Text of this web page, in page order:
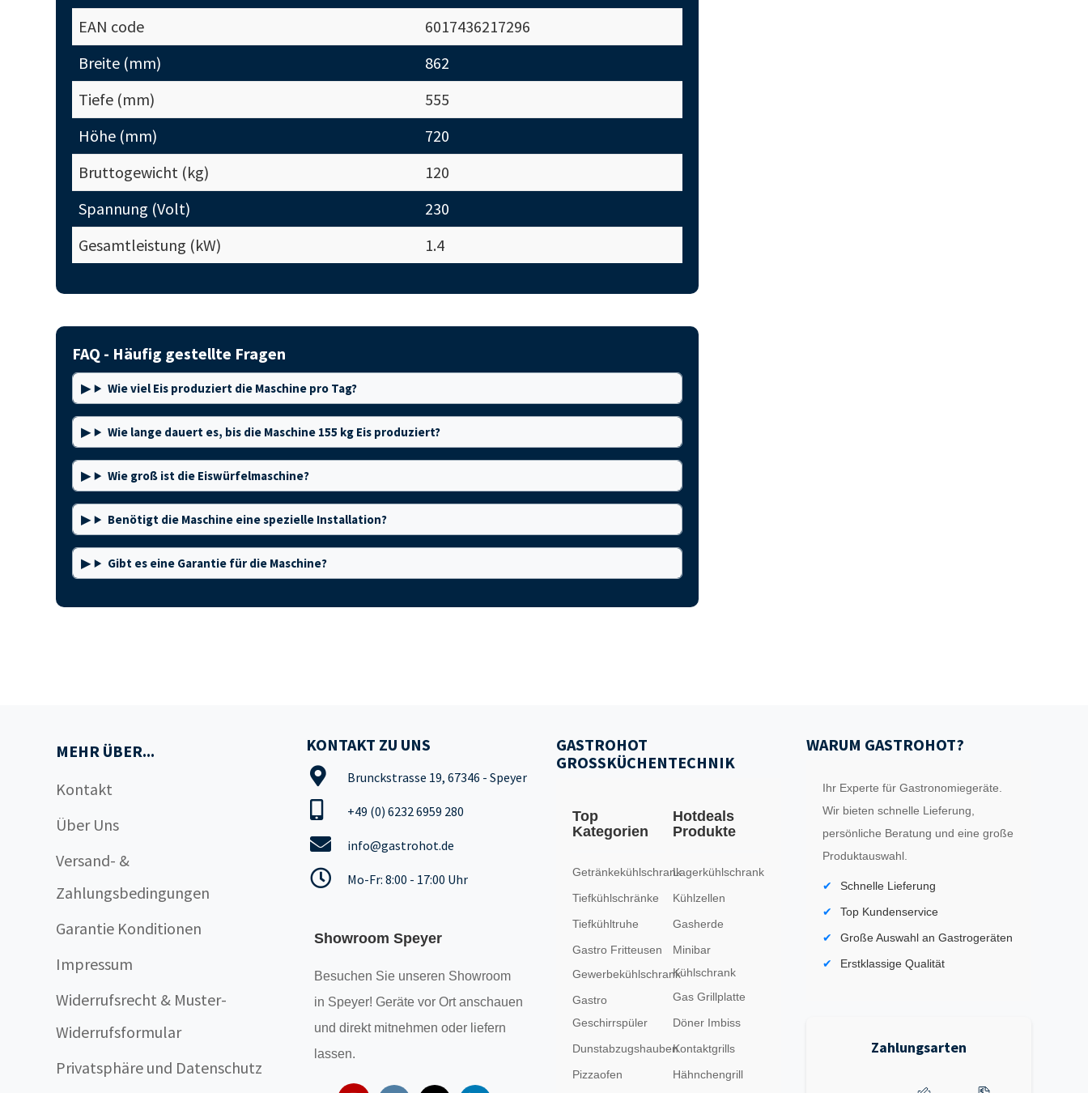
EAN code
6017436217296
Breite (mm)
862
Tiefe (mm)
555
Höhe (mm)
720
Bruttogewicht (kg)
120
Spannung (Volt)
230
Gesamtleistung (kW)
1.4
FAQ - Häufig gestellte Fragen
Wie viel Eis produziert die Maschine pro Tag?
Wie lange dauert es, bis die Maschine 155 kg Eis produziert?
Wie groß ist die Eiswürfelmaschine?
Benötigt die Maschine eine spezielle Installation?
Gibt es eine Garantie für die Maschine?
MEHR ÜBER...
Kontakt
Über Uns
Versand- &
Zahlungsbedingungen
Garantie Konditionen
Impressum
Widerrufsrecht & Muster-
Widerrufsformular
Privatsphäre und Datenschutz
KONTAKT ZU UNS
Brunckstrasse 19, 67346 - Speyer
+49 (0) 6232 6959 280
info@gastrohot.de
Mo-Fr: 8:00 - 17:00 Uhr
Showroom Speyer
Besuchen Sie unseren Showroom
in Speyer! Geräte vor Ort anschauen
und direkt mitnehmen oder liefern
lassen.
GASTROHOT
GROSSKÜCHENTECHNIK
Top
Kategorien
Getränkekühlschrank
Tiefkühlschränke
Tiefkühltruhe
Gastro Fritteusen
Gewerbekühlschrank
Gastro
Geschirrspüler
Dunstabzugshauben
Pizzaofen
Hotdeals
Produkte
Lagerkühlschrank
Kühlzellen
Gasherde
Minibar
Kühlschrank
Gas Grillplatte
Döner Imbiss
Kontaktgrills
Hähnchengrill
WARUM GASTROHOT?
Ihr Experte für Gastronomiegeräte.
Wir bieten schnelle Lieferung,
persönliche Beratung und eine große
Produktauswahl.
Schnelle Lieferung
Top Kundenservice
Große Auswahl an Gastrogeräten
Erstklassige Qualität
Zahlungsarten